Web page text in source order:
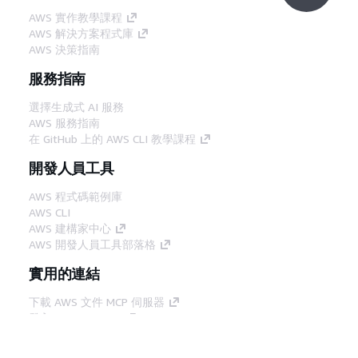
AWS 實作教學課程
AWS 解決方案程式庫
AWS 決策指南
服務指南
選擇生成式 AI 服務
AWS 服務指南
在 GitHub 上的 AWS CLI 教學課程
開發人員工具
AWS 程式碼範例庫
AWS CLI
AWS 建構家中心
AWS 開發人員工具部落格
實用的連結
下載 AWS 文件 MCP 伺服器
登入 AWS Console